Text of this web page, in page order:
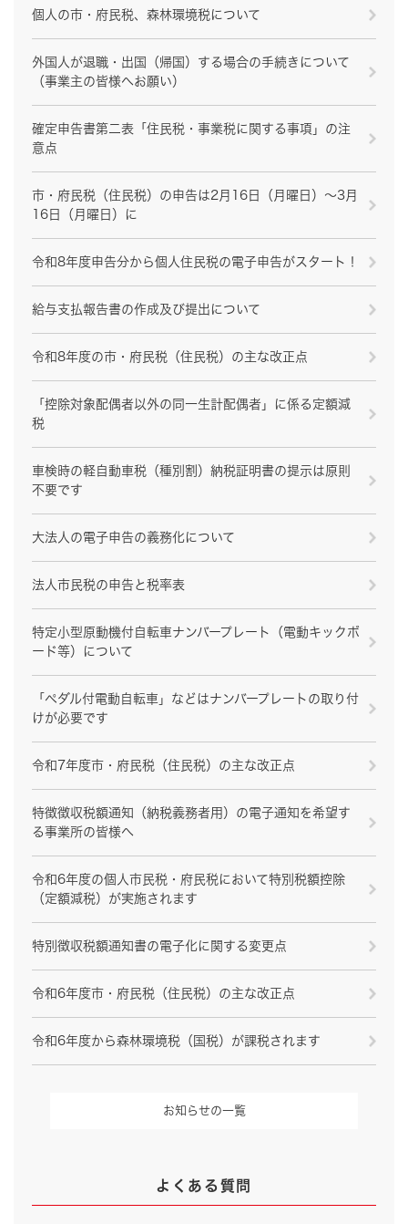
個人の市・府民税、森林環境税について
外国人が退職・出国（帰国）する場合の手続きについて
（事業主の皆様へお願い）
確定申告書第二表「住民税・事業税に関する事項」の注
意点
市・府民税（住民税）の申告は2月16日（月曜日）～3月
16日（月曜日）に
令和8年度申告分から個人住民税の電子申告がスタート！
給与支払報告書の作成及び提出について
令和8年度の市・府民税（住民税）の主な改正点
「控除対象配偶者以外の同一生計配偶者」に係る定額減
税
車検時の軽自動車税（種別割）納税証明書の提示は原則
不要です
大法人の電子申告の義務化について
法人市民税の申告と税率表
特定小型原動機付自転車ナンバープレート（電動キックボ
ード等）について
「ペダル付電動自転車」などはナンバープレートの取り付
けが必要です
令和7年度市・府民税（住民税）の主な改正点
特徴徴収税額通知（納税義務者用）の電子通知を希望す
る事業所の皆様へ
令和6年度の個人市民税・府民税において特別税額控除
（定額減税）が実施されます
特別徴収税額通知書の電子化に関する変更点
令和6年度市・府民税（住民税）の主な改正点
令和6年度から森林環境税（国税）が課税されます
お知らせの一覧
よくある質問